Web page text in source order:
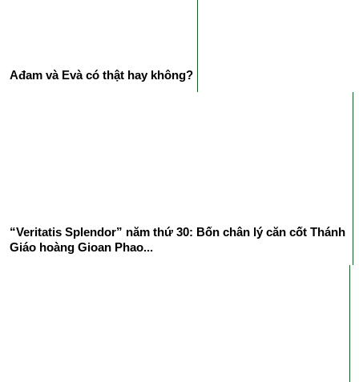
Ađam và Evà có thật hay không?
“Veritatis Splendor” năm thứ 30: Bốn chân lý căn cốt Thánh
Giáo hoàng Gioan Phao...